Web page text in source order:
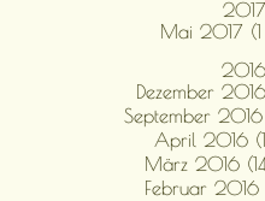
2017
Mai 2017 (1
2016
Dezember
September
April 2016
März 2016
Februar 2016